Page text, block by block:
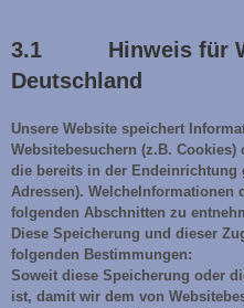
3.1 Hinweis für
Deutschland
Unsere Website speichert
Websitebesuchern (z.B.
die bereits in der Endeinrichtung
Adressen).
folgenden Abschnitten zu
Diese Speicherung und dieser
folgenden Bestimmungen:
Soweit diese Speicherung oder
ist, damit wir dem von